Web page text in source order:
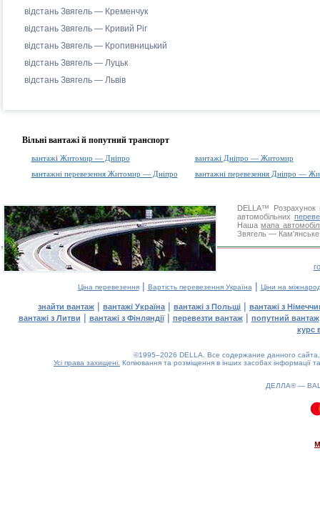
відстань Звягель — Кременчук
відстань Звягель — Кривий Ріг
відстань Звягель — Кропивницький
відстань Звягель — Луцьк
відстань Звягель — Львів
Вільні вантажі й попутний транспорт
вантажі Житомир — Дніпро
вантажі Дніпро — Житомир
вантажні перевезення Житомир — Дніпро
вантажні перевезення Дніпро —
DELLA™
Розрахунок
автомобільних
Нашамапа
Звягель — Кам'янське.
Ціна перевезення| Вартість перевезення Україна | Ціни на
знайти вантаж | вантажі Україна | вантажі з Польщі | вантажі з
вантажі з Литви | вантажі з Фінляндії| перевезти вантаж| попутний вантаж
курс
©1995–2026 DELLA. Все содержание данного
Усі права захищені. Копіювання та розміщення в інших засобах інформації
ДЕЛЛА® —